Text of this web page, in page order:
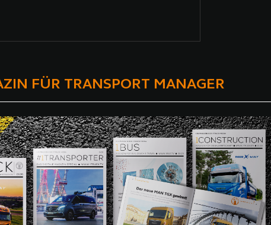
FÜR TRANSPORT MANAGER